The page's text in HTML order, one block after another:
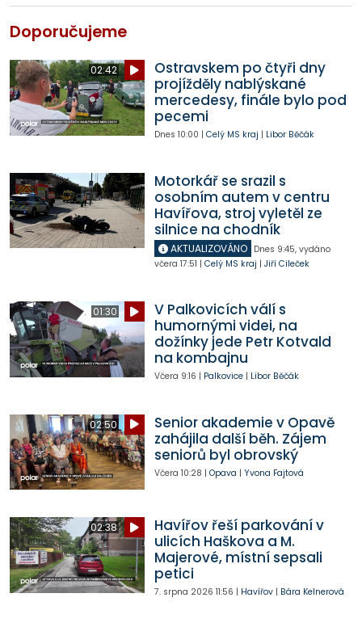
Doporučujeme
02:42
Ostravskem po čtyři dny
projížděly nablýskané
mercedesy, finále bylo pod
pecemi
Dnes 10:00 | Celý MS kraj | Libor Běčák
Motorkář se srazil s
osobním autem v centru
Havířova, stroj vyletěl ze
silnice na chodník
AKTUALIZOVÁNO Dnes 9:45, vydáno
včera 17:51 | Celý MS kraj | Jiří Cileček
01:30
V Palkovicích válí s
humornými videi, na
dožínky jede Petr Kotvald
na kombajnu
Včera 9:16 | Palkovice| Libor Běčák
02:50
Senior akademie v Opavě
zahájila další běh. Zájem
seniorů byl obrovský
Včera 10:28 | Opava | Yvona Fajtová
02:38
Havířov řeší parkování v
ulicích Haškova a M.
Majerové, místní sepsali
petici
7. srpna 2026 11:56 | Havířov| Bára Kelnerová